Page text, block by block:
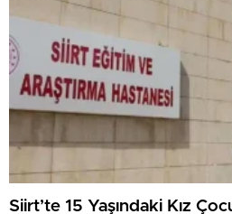
Siirt’te 15 Yaşındaki Kız